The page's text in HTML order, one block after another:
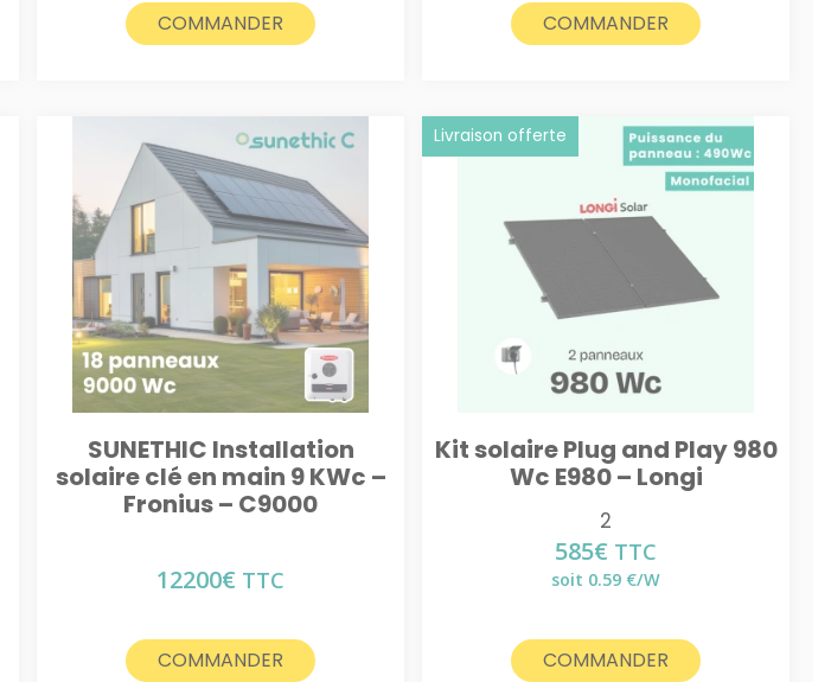
COMMANDER COMMANDER
SUNETHIC Installation
solaire clé en main 9 KWc –
Fronius – C9000
12200€ TTC
COMMANDER
Kit solaire Plug and Play 980
Wc E980 – Longi
Livraison offerte
2
585€ TTC
soit 0.59 €/W
COMMANDER